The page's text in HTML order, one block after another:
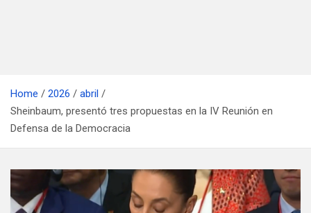
Home 2026
abril
Sheinbaum, presentó tres propuestas en la IV Reunión en
Defensa de la Democracia